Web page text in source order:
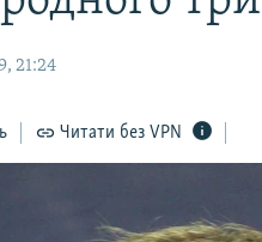
21:24
Читати без VPN